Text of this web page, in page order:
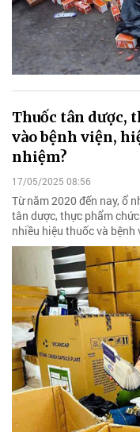
Thuốc tân dược,
vào bệnh viện,
nhiệm?
17/05/2025 08:56
Từ năm 2020 đến nay, ổ
tân dược, thực phẩm
nhiều hiệu thuốc và